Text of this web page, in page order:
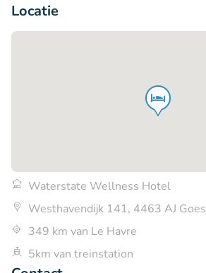
Locatie
Waterstate Wellness Hotel
Westhavendijk 141, 4463 AJ Goes
349 km van Le Havre
5km van treinstation